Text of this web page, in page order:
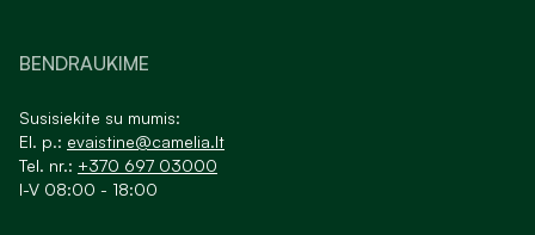
BENDRAUKIME
Susisiekite su mumis:
El. p.: evaistine@camelia.lt
Tel. nr.: +370 697 03000
I-V 08:00 - 18:00